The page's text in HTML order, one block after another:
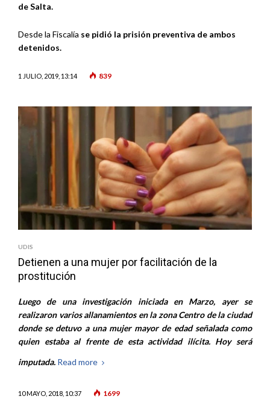
de Salta.
Desde la Fiscalía se pidió la prisión preventiva de ambos
detenidos.
1 JULIO, 2019, 13:14 839
UDIS
Detienen a una mujer por facilitación de la
prostitución
Luego de una investigación iniciada en Marzo, ayer se
realizaron varios allanamientos en la zona Centro de la ciudad
donde se detuvo a una mujer mayor de edad señalada como
quien estaba al frente de esta actividad ilícita. Hoy será
imputada. Read more
10 MAYO, 2018, 10:37 1699